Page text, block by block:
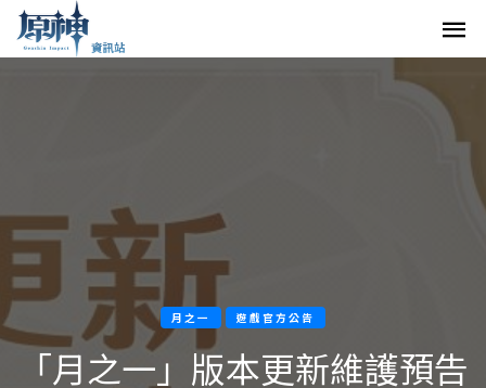
月之一 遊戲官方公告
「月之一」版本更新維護預告